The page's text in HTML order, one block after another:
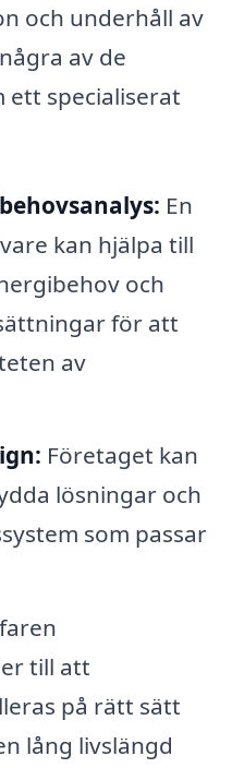
och underhåll av
av de
ett specialiserat
En
kan hjälpa till
och
för att
av
Företaget kan
lösningar och
som passar
till att
på rätt sätt
lång livslängd